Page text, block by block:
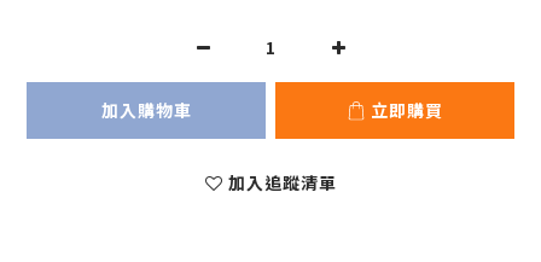
加入購物車 立即購買
加入追蹤清單